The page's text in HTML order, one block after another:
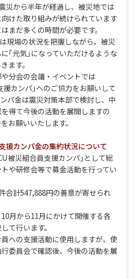
災から半年が経過し、被災地では
けた取り組みが続けられています
まだ多くの時間が必要です。
現場の状況を把握しながら、被災
｢元気｣になっていただけるような
ます。
分会の会議・イベントでは
援カンパ｣へのご協力をお願いして
パ金は震災対策本部で検討し、中
得て今後の活動を展開しますの
お願いいたします。
援カンパ金の集約状況について
被災組合員支援カンパ｣として総
や研修会等で募金活動を行ってい
合計547,888円の善意が寄せられ
月から11月にかけて開催する各
て行います。
への支援活動に使用しますが、使
委員会で確認後、今後の活動を展